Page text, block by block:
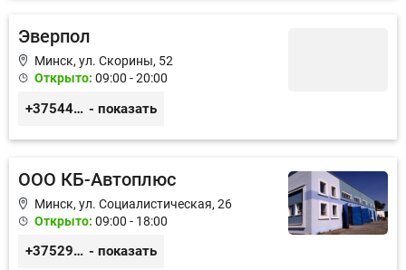
Эверпол
Минск, ул. Скорины, 52
Открыто: 09:00 - 20:00
+375445115366 - показать
ООО КБ-Автоплюс
Минск, ул. Социалистическая, 26
Открыто: 09:00 - 18:00
+375296888060 - показать